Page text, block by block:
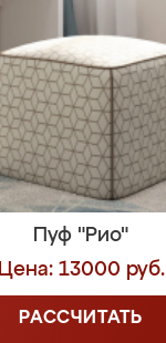
Пуф "Рио"
Цена: 13000 руб.
РАССЧИТАТЬ